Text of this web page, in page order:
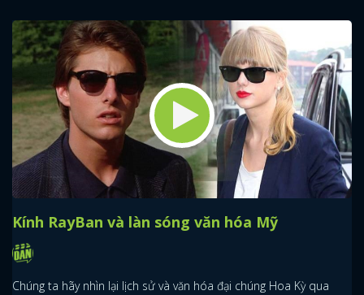
Kính RayBan và làn sóng văn hóa Mỹ
Chúng ta hãy nhìn lại lịch sử và văn hóa đại chúng Hoa Kỳ qua